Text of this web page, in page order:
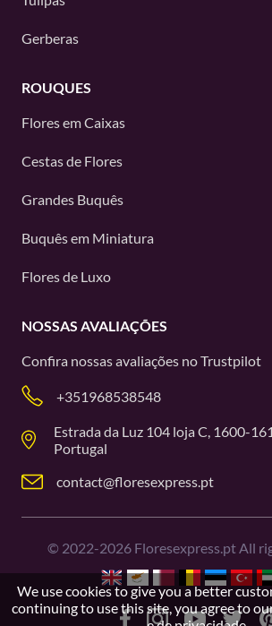
Gerberas
ROUQUES
Flores em Caixas
Cestas de Flores
Grandes Buquês
Buquês em Miniatura
Flores de Luxo
NOSSAS AVALIAÇÕES
Confira nossas avaliações noTrustpilot
+351968538548
Estrada da Luz 104 loja C, 1600-
Portugal
contact@floresexpress.pt
© 2022-2026 Floresexpress.pt All
We use cookies to give you a better
continuing to use this site, you agree to